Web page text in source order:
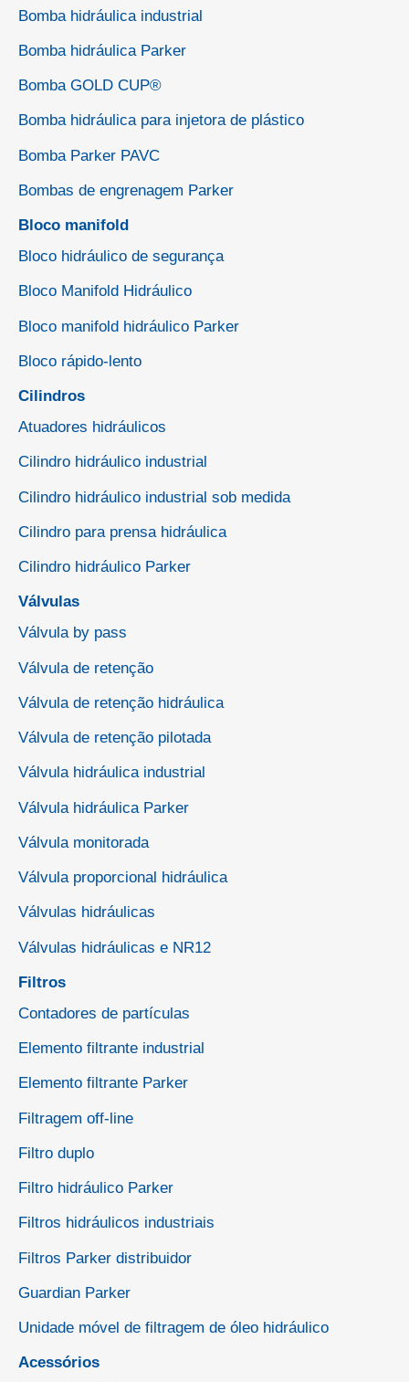
Bomba hidráulica industrial
Bomba hidráulica Parker
Bomba GOLD CUP®
Bomba hidráulica para injetora de plástico
Bomba Parker PAVC
Bombas de engrenagem Parker
Bloco manifold
Bloco hidráulico de segurança
Bloco Manifold Hidráulico
Bloco manifold hidráulico Parker
Bloco rápido-lento
Cilindros
Atuadores hidráulicos
Cilindro hidráulico industrial
Cilindro hidráulico industrial sob medida
Cilindro para prensa hidráulica
Cilindro hidráulico Parker
Válvulas
Válvula by pass
Válvula de retenção
Válvula de retenção hidráulica
Válvula de retenção pilotada
Válvula hidráulica industrial
Válvula hidráulica Parker
Válvula monitorada
Válvula proporcional hidráulica
Válvulas hidráulicas
Válvulas hidráulicas e NR12
Filtros
Contadores de partículas
Elemento filtrante industrial
Elemento filtrante Parker
Filtragem off-line
Filtro duplo
Filtro hidráulico Parker
Filtros hidráulicos industriais
Filtros Parker distribuidor
Guardian Parker
Unidade móvel de filtragem de óleo hidráulico
Acessórios